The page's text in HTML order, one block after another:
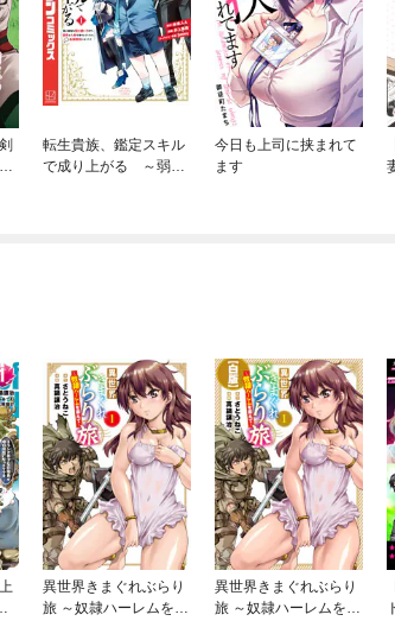
転生貴族、鑑定スキル
で成り上がる ～弱小
今日も上司に挟まれて
ます
異世界きまぐれぶらり
旅 ～奴隷ハーレムを添
異世界きまぐれぶらり
旅 ～奴隷ハーレムを添